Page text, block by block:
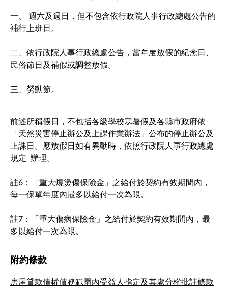
一、 週六及週日，但不包含依行政院人事行政總處公告的
補行上班日。
二、依行政院人事行政總處公告，當年度放假的紀念日、
民俗節日及補假或調整放假。
三、勞動節。
前述所稱假日，不包括各級學校寒暑假及各縣市政府依
「天然災害停止辦公及上課作業辦法」公布的停止辦公及
上課日。應放假日如有異動時，依照行政院人事行政總處
規定 辦理。
註6：「重大燒燙傷保險金」之給付於契約有效期間內，
每一保單年度內最多以給付一次為限。
註7：「重大傷病保險金」之給付於契約有效期間內，最
多以給付一次為限。
附約條款
房屋貸款債權債務範圍內受益人指定及其處分權批註條款